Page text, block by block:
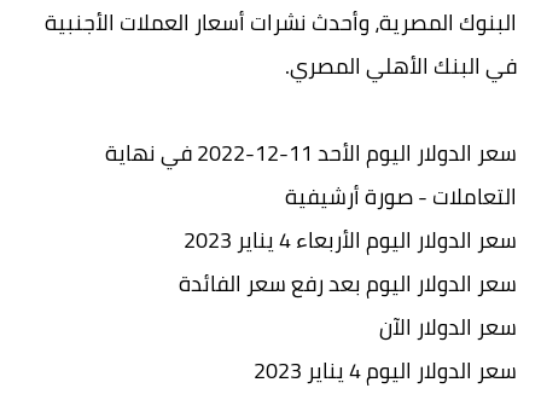
البنوك المصرية، وأحدث نشرات أسعار العملات الأجنبية
في البنك الأهلي المصري.
سعر الدولار اليوم الأحد 11-12-2022 في نهاية
التعاملات - صورة أرشيفية
سعر الدولار اليوم الأربعاء 4 يناير 2023
سعر الدولار اليوم بعد رفع سعر الفائدة
سعر الدولار الآن
سعر الدولار اليوم 4 يناير 2023